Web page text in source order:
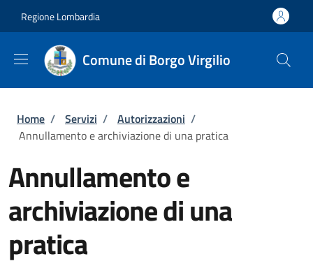
Regione Lombardia
Comune di Borgo Virgilio
Briciole di pane
Home / Servizi / Autorizzazioni /
Annullamento e archiviazione di una pratica
Annullamento e
archiviazione di una
pratica